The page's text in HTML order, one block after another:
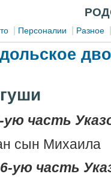
Персоналии Разное
ую часть
сын Михаила
ую часть